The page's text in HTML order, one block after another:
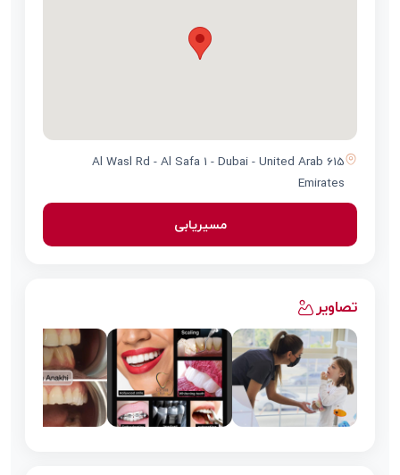
615 Al Wasl Rd - Al Safa 1 - Dubai - United Arab
Emirates
مسیریابی
تصاویر